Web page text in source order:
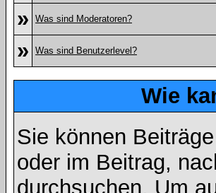
» Was sind Moderatoren?
» Was sind Benutzerlevel?
Wie
Sie können
oder im Beitrag,
durchsuchen. Um